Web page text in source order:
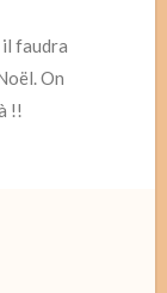
faudra
On
!!